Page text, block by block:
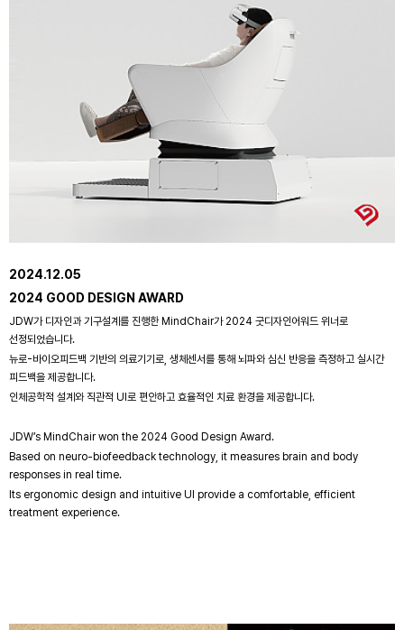
2024.12.05
2024 GOOD DESIGN AWARD
JDW가 디자인과 기구설계를 진행한 MindChair가 2024 굿디자인어워드 위너로
선정되었습니다.
뉴로-바이오피드백 기반의 의료기기로, 생체센서를 통해 뇌파와 심신 반응을 측정하고 실시간
피드백을 제공합니다.
인체공학적 설계와 직관적 UI로 편안하고 효율적인 치료 환경을 제공합니다.
JDW’s MindChair won the 2024 Good Design Award.
Based on neuro-biofeedback technology, it measures brain and body
responses in real time.
Its ergonomic design and intuitive UI provide a comfortable, efficient
treatment experience.